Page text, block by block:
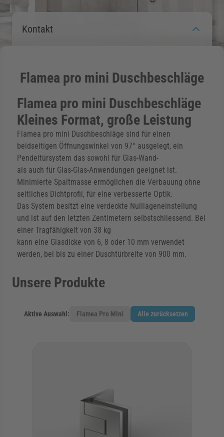
für Kategorie Zargen anzeigen
Kontakt
Flamea pro mini Duschbeschläge
Flamea pro mini Duschbeschläge
Kleines Format, große Leistung
Flamea pro mini Duschbeschläge sind für einen
beidseitigen Öffnungswinkel von 97° ausgelegt, ein
Pendeltürsystem das sowohl für Glas-Wand-
als auch für Glas-Glas-Anwendungen geeignet ist.
Minimierte Spaltmasse ermöglichen die Verbauung ohne
seitliches Dichtprofil, für eine verbesserte Optik.
Das System besitzt eine verdeckte Nulllageneinstellung
und ist auf den letzten Zentimetern selbstschliessend. Bei
einer Tragfähigkeit von 38 kg
kann eine Glasdicke von 6, 8 oder 10 mm verwendet
werden, bei bis zu einer Duschtürbreite von 900 mm.
Unsere Produkte
Aktive Auswahl: Flamea Pro Mini Alle zurücksetzen